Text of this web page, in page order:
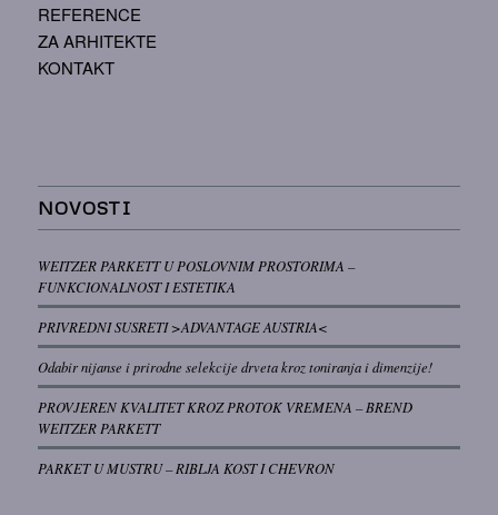
REFERENCE
ZA ARHITEKTE
KONTAKT
NOVOSTI
WEITZER PARKETT U POSLOVNIM PROSTORIMA –
FUNKCIONALNOST I ESTETIKA
PRIVREDNI SUSRETI >ADVANTAGE AUSTRIA<
Odabir nijanse i prirodne selekcije drveta kroz toniranja i dimenzije!
PROVJEREN KVALITET KROZ PROTOK VREMENA – BREND
WEITZER PARKETT
PARKET U MUSTRU – RIBLJA KOST I CHEVRON